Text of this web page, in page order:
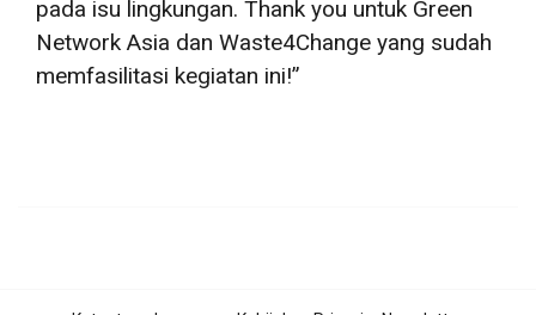
pada isu lingkungan. Thank you untuk Green
Network Asia dan Waste4Change yang sudah
memfasilitasi kegiatan ini!”